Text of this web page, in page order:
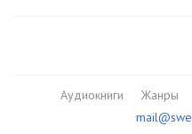
Аудиокниги Жанры